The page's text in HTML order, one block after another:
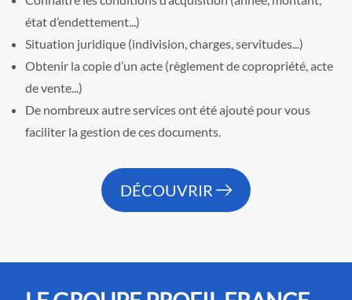
état d’endettement...)
Situation juridique (indivision, charges, servitudes...)
Obtenir la copie d’un acte (règlement de copropriété, acte
de vente...)
De nombreux autre services ont été ajouté pour vous
faciliter la gestion de ces documents.
DÉCOUVRIR